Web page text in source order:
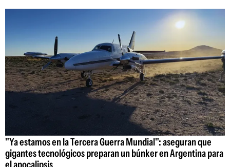
"Ya estamos en la Tercera Guerra Mundial": aseguran que
gigantes tecnológicos preparan un búnker en Argentina para
el apocalipsis